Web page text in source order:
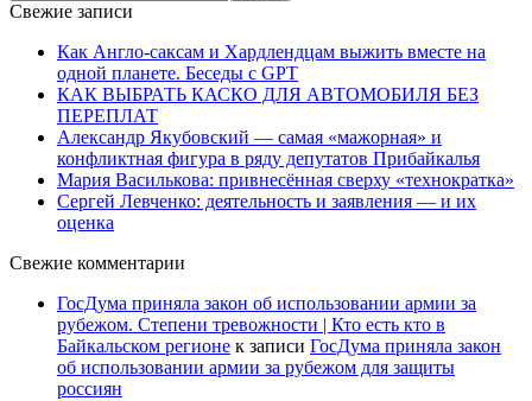
Свежие записи
Как Англо-саксам и Хардлендцам выжить вместе на
одной планете. Беседы с GPT
КАК ВЫБРАТЬ КАСКО ДЛЯ АВТОМОБИЛЯ БЕЗ
ПЕРЕПЛАТ
Александр Якубовский — самая «мажорная» и
конфликтная фигура в ряду депутатов Прибайкалья
Мария Василькова: привнесённая сверху «технократка»
Сергей Левченко: деятельность и заявления — и их
оценка
Свежие комментарии
ГосДума приняла закон об использовании армии за
рубежом. Степени тревожности | Кто есть кто в
Байкальском регионе к записи ГосДума приняла закон
об использовании армии за рубежом для защиты
россиян